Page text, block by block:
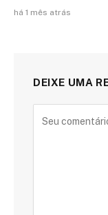
há 1 mês atrás
DEIXE UMA